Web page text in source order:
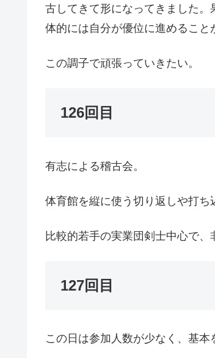
古してきて形になってきました
体的には自分が優位に進めること
この調子で頑張っていきたい。
126回目
有志による稽古会。
体育館を縦に使う切り返しや打ち
比較的若手の実業団剣士中心で、
127回目
この日は参加人数が少なく、基本